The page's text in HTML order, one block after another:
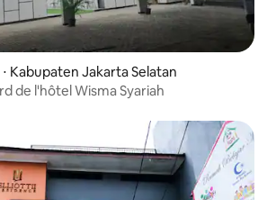
Kabupaten Jakarta Selatan
de l'hôtel Wisma Syariah